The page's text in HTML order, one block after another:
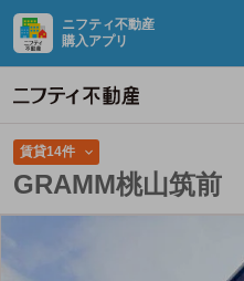
ニフティ不動産
購入アプリ
賃貸14件
GRAMM桃山筑前